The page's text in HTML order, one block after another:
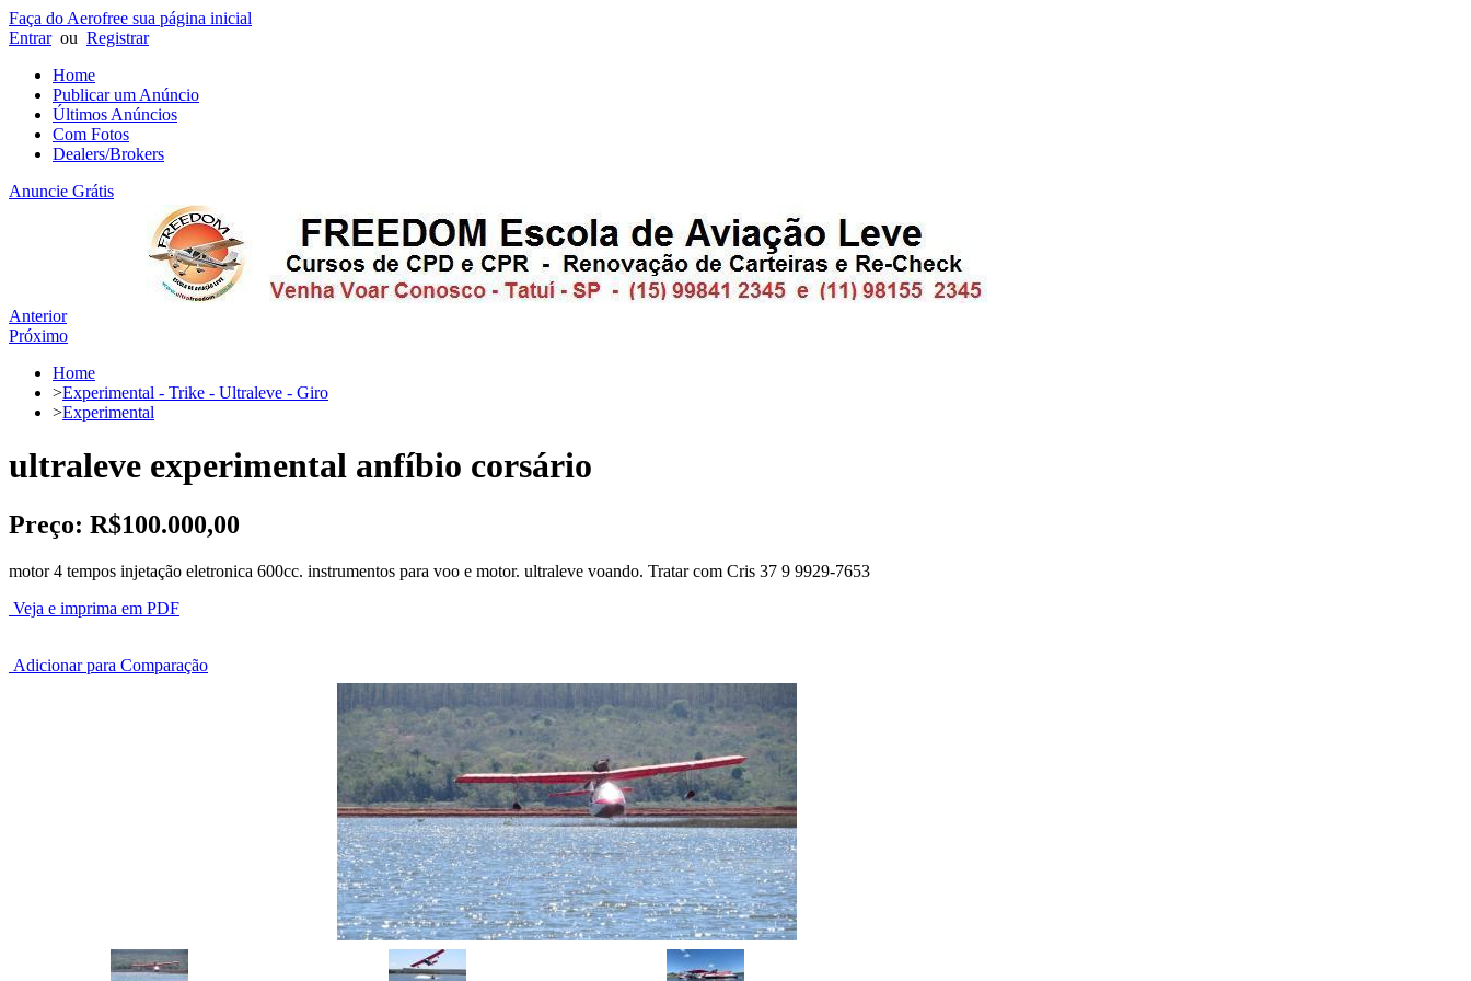
Faça do Aerofree sua página inicial
Entrarou Registrar
Home
Publicar um Anúncio
Últimos Anúncios
Com Fotos
Dealers/Brokers
Anuncie Grátis
Anterior
Próximo
Home
>Experimental - Trike - Ultraleve - Giro
>Experimental
ultraleve experimental anfíbio corsário
Preço: R$100.000,00
motor 4 tempos injetação eletronica 600cc. instrumentos para voo e motor. ultraleve voando. Tratar com Cris 37 9 9929-7653
Veja e imprima em PDF
Adicionar para Comparação